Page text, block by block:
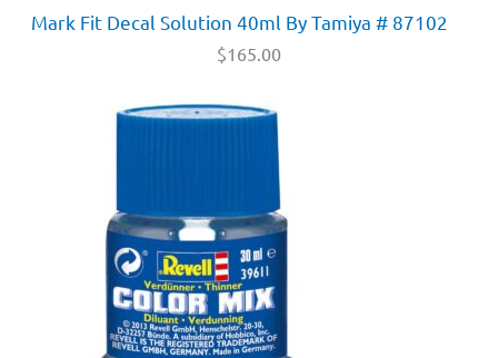
Mark Fit Decal Solution 40ml By Tamiya # 87102
$165.00